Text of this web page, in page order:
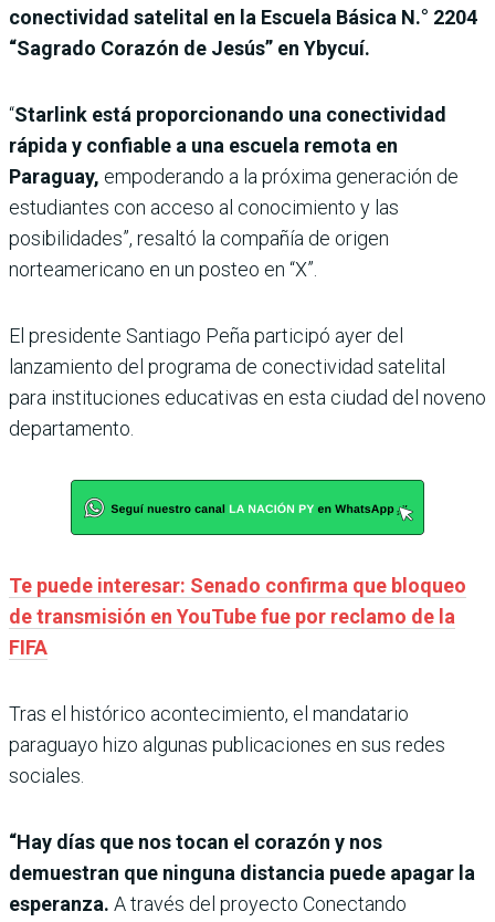
conectividad satelital en la Escuela Básica N.° 2204
“Sagrado Corazón de Jesús” en Ybycuí.
“Starlink está proporcionando una conectividad
rápida y confiable a una escuela remota en
Paraguay, empoderando a la próxima generación de
estudiantes con acceso al conocimiento y las
posibilidades”, resaltó la compañía de origen
norteamericano en un posteo en “X”.
El presidente Santiago Peña participó ayer del
lanzamiento del programa de conectividad satelital
para instituciones educativas en esta ciudad del noveno
departamento.
Te puede interesar: Senado confirma que bloqueo
de transmisión en YouTube fue por reclamo de la
FIFA
Tras el histórico acontecimiento, el mandatario
paraguayo hizo algunas publicaciones en sus redes
sociales.
“Hay días que nos tocan el corazón y nos
demuestran que ninguna distancia puede apagar la
esperanza. A través del proyecto Conectando